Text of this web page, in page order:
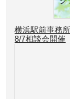
横浜駅前事務所
8/7相談会開催